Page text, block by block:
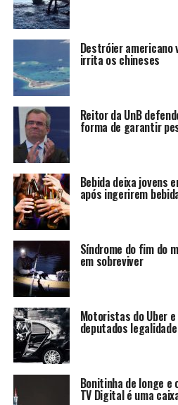
Destróier americano
irrita os chineses
Reitor da UnB
forma de garantir
Bebida deixa jovens
após ingerirem
Síndrome do fim do
em sobreviver
Motoristas do Uber
deputados
Bonitinha de longe e
TV Digital é uma